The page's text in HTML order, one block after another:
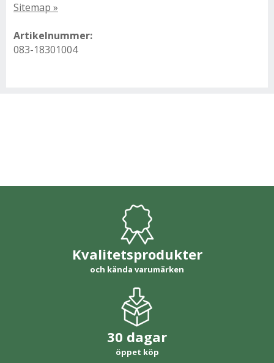
Sitemap »
Artikelnummer:
083-18301004
Kvalitetsprodukter
och kända varumärken
30 dagar
öppet köp